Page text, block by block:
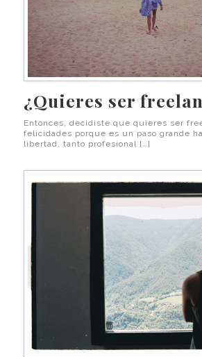
¿Quieres ser
Entonces, decidiste que quieres ser
felicidades porque es un paso grande
libertad, tanto profesional […]